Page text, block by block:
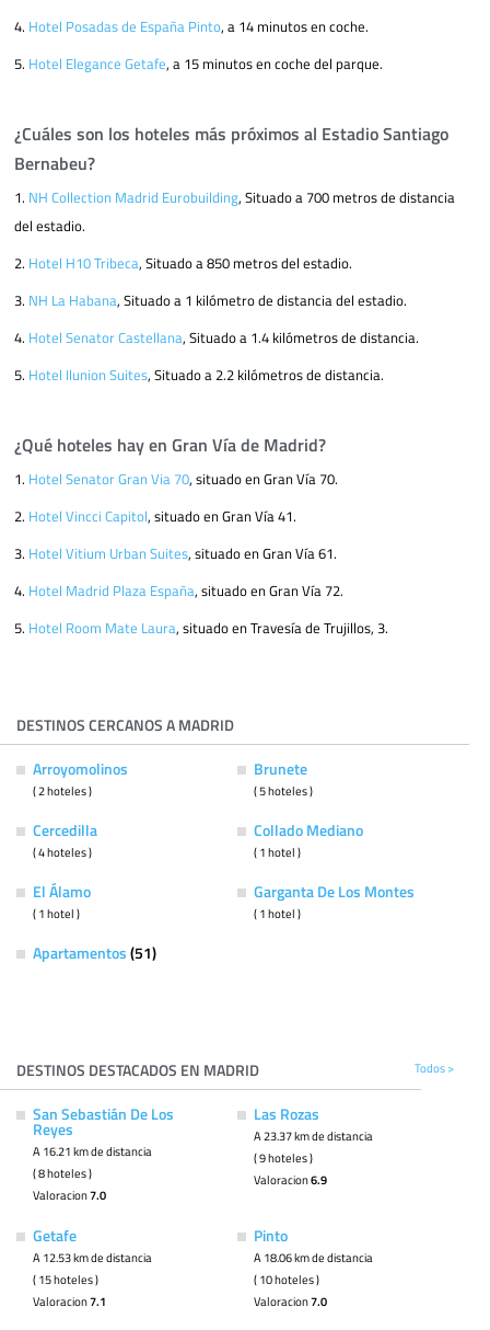
4. Hotel Posadas de España Pinto, a 14 minutos en coche.
5. Hotel Elegance Getafe, a 15 minutos en coche del parque.
¿Cuáles son los hoteles más próximos al Estadio Santiago
Bernabeu?
1. NH Collection Madrid Eurobuilding, Situado a 700 metros de distancia
del estadio.
2. Hotel H10 Tribeca, Situado a 850 metros del estadio.
3. NH La Habana, Situado a 1 kilómetro de distancia del estadio.
4. Hotel Senator Castellana, Situado a 1.4 kilómetros de distancia.
5. Hotel Ilunion Suites, Situado a 2.2 kilómetros de distancia.
¿Qué hoteles hay en Gran Vía de Madrid?
1. Hotel Senator Gran Via 70, situado en Gran Vía 70.
2. Hotel Vincci Capitol, situado en Gran Vía 41.
3. Hotel Vitium Urban Suites, situado en Gran Vía 61.
4. Hotel Madrid Plaza España, situado en Gran Vía 72.
5. Hotel Room Mate Laura, situado en Travesía de Trujillos, 3.
DESTINOS CERCANOS A MADRID
Arroyomolinos
( 2 hoteles )
Brunete
( 5 hoteles )
Cercedilla
( 4 hoteles )
Collado Mediano
( 1 hotel )
El Álamo
( 1 hotel )
Garganta De Los Montes
( 1 hotel )
Apartamentos (51)
DESTINOS DESTACADOS EN MADRID Todos >
San Sebastián De Los
Reyes
A 16.21 km de distancia
( 8 hoteles )
Valoracion7.0
Las Rozas
A 23.37 km de distancia
( 9 hoteles )
Valoracion6.9
Getafe
A 12.53 km de distancia
( 15 hoteles )
Valoracion7.1
Pinto
A 18.06 km de distancia
( 10 hoteles )
Valoracion7.0